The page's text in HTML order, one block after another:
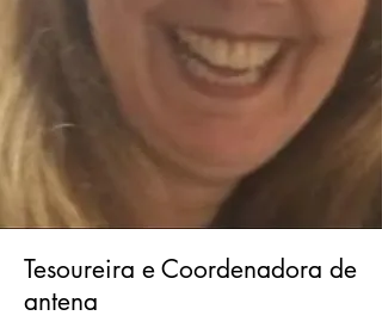
Tesoureira e Coordenadora de
antena